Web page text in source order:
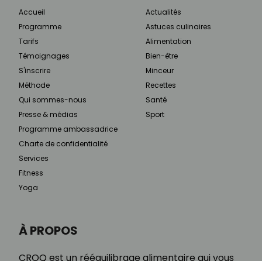
À PROPOS
CROQ est un rééquilibrage alimentaire qui vous
Accueil
Programme
Tarifs
Témoignages
S'inscrire
Méthode
Qui sommes-nous
Presse & médias
Programme ambassadrice
Charte de confidentialité
Services
Fitness
Yoga
Actualités
Astuces culinaires
Alimentation
Bien-être
Minceur
Recettes
Santé
Sport